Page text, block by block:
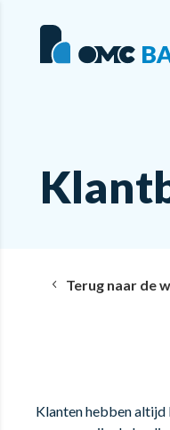
Terug naar de
Klanten hebben altijd